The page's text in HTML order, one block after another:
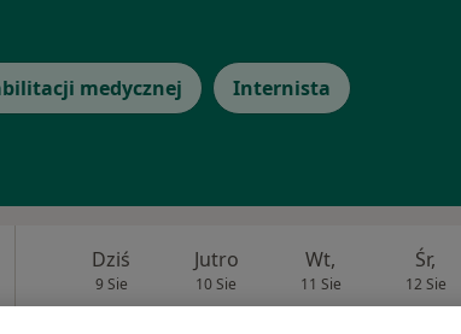
medycznej Internista
Dziś
9 Sie
Jutro
10 Sie
Wt,
11 Sie
Śr,
12 Sie